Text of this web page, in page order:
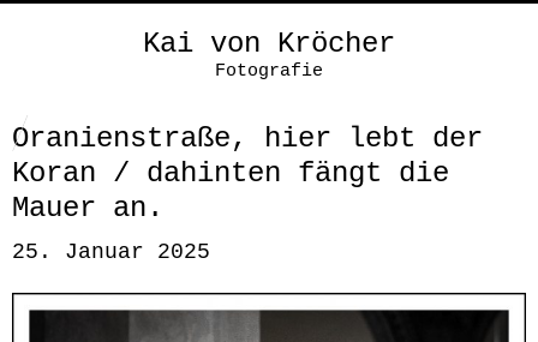
Kai von Kröcher
Fotografie
Oranienstraße, hier lebt der
Koran / dahinten fängt die
Mauer an.
25. Januar 2025